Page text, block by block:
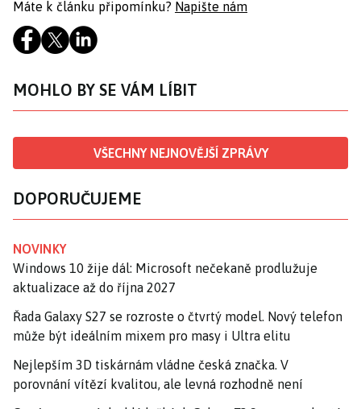
Máte k článku připomínku? Napište nám
MOHLO BY SE VÁM LÍBIT
VŠECHNY NEJNOVĚJŠÍ ZPRÁVY
DOPORUČUJEME
NOVINKY
Windows 10 žije dál: Microsoft nečekaně prodlužuje
aktualizace až do října 2027
Řada Galaxy S27 se rozroste o čtvrtý model. Nový telefon
může být ideálním mixem pro masy i Ultra elitu
Nejlepším 3D tiskárnám vládne česká značka. V
porovnání vítězí kvalitou, ale levná rozhodně není